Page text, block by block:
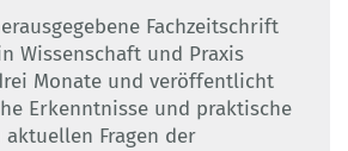
Fachzeitschrift
Wissenschaft und Praxis
Monate und veröffentlicht
Erkenntnisse und praktische
aktuellen Fragen der